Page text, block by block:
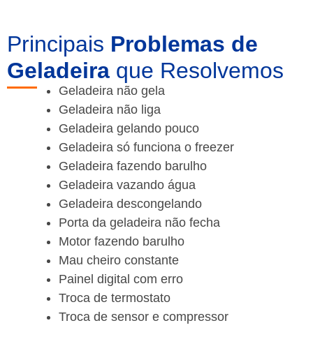
Principais Problemas de
Geladeira que Resolvemos
Geladeira não gela
Geladeira não liga
Geladeira gelando pouco
Geladeira só funciona o freezer
Geladeira fazendo barulho
Geladeira vazando água
Geladeira descongelando
Porta da geladeira não fecha
Motor fazendo barulho
Mau cheiro constante
Painel digital com erro
Troca de termostato
Troca de sensor e compressor